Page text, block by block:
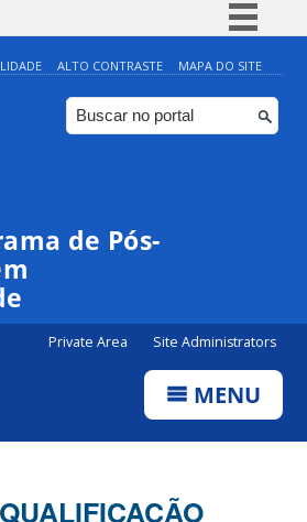
Simplifique!
Comunica BR
Participe
Canais
ALTO CONTRASTE MAPA DO SITE
de Pós-
Private Area Site Administrators
MENU